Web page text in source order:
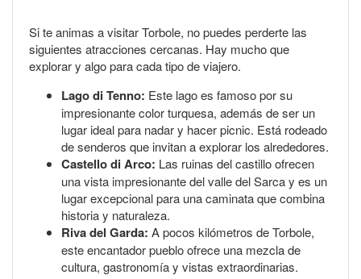
Si te animas a visitar Torbole, no puedes perderte las
siguientes atracciones cercanas. Hay mucho que
explorar y algo para cada tipo de viajero.
Lago di Tenno: Este lago es famoso por su
impresionante color turquesa, además de ser un
lugar ideal para nadar y hacer picnic. Está rodeado
de senderos que invitan a explorar los alrededores.
Castello di Arco: Las ruinas del castillo ofrecen
una vista impresionante del valle del Sarca y es un
lugar excepcional para una caminata que combina
historia y naturaleza.
Riva del Garda: A pocos kilómetros de Torbole,
este encantador pueblo ofrece una mezcla de
cultura, gastronomía y vistas extraordinarias.